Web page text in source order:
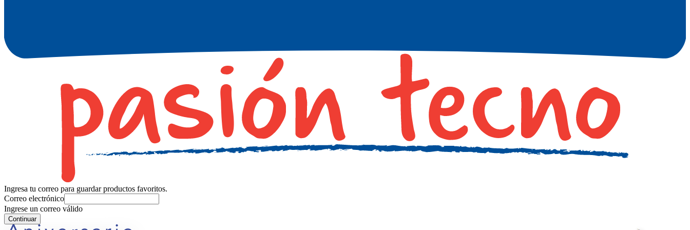
Ingresa tu correo para guardar productos favoritos.
Correo electrónico
Ingrese un correo válido
Continuar